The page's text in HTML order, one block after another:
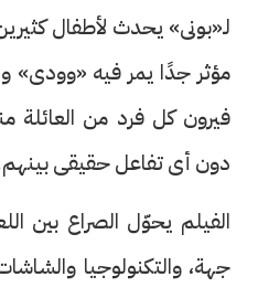
لـ«بونى» يحدث لأطفال
مؤثر جدًا يمر فيه «وودى»
فيرون كل فرد من العائلة
دون أى تفاعل حقيقى
الفيلم يحوّل الصراع بين
جهة، والتكنولوجيا